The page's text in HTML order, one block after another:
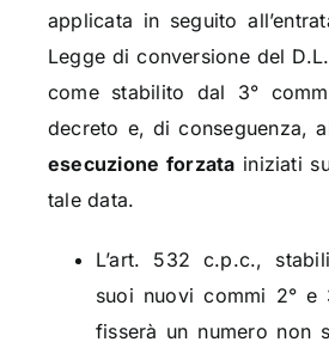
applicata in seguito
Legge di conversione del
come stabilito dal 3°
decreto e, di conseguenza,
esecuzione forzata iniziati
tale data.
L’art. 532 c.p.c.,
suoi nuovi commi 2° e
fisserà un numero non